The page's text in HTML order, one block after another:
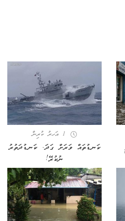
1 އަހރު ކުރިން
ކަނޑުތައް ވަރަށް ގަދަ. ކަނޑުދަތުރު
ނުކުރޭ!